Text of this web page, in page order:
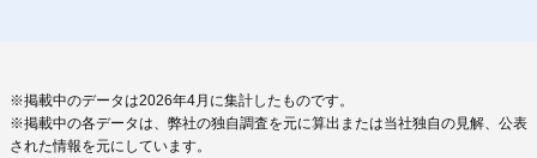
※掲載中のデータは2026年4月に集計したものです。
※掲載中の各データは、弊社の独自調査を元に算出または当社独自の見解、公表
された情報を元にしています。